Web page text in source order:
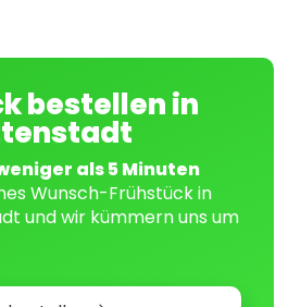
bestellen in
als 5 Minuten
Wunsch-Frühstück in
und wir kümmern uns um